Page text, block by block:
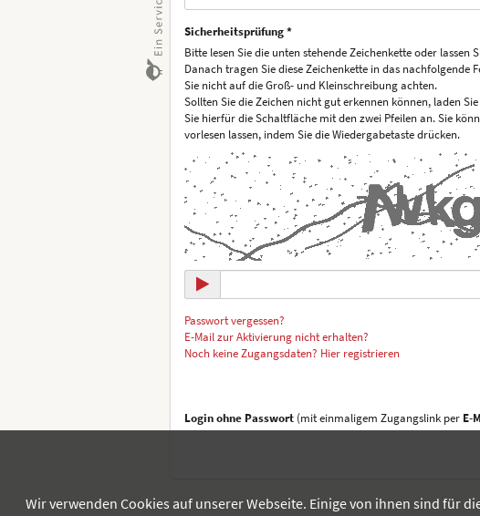
Sicherheitsprüfung *
Bitte lesen Sie die unten stehende Zeichenkette oder lassen
Danach tragen Sie diese Zeichenkette in das nachfolgende
Sie nicht auf die Groß- und Kleinschreibung achten.
Sollten Sie die Zeichen nicht gut erkennen können, laden
Sie hierfür die Schaltfläche mit den zwei Pfeilen an. Sie
vorlesen lassen, indem Sie die Wiedergabetaste drücken.
Passwort vergessen?
E-Mail zur Aktivierung nicht erhalten?
Noch keine Zugangsdaten? Hier registrieren
Login ohne Passwort (mit einmaligem Zugangslink per E-
Wir verwenden Cookies auf unserer Webseite. Einige von ihnen sind für